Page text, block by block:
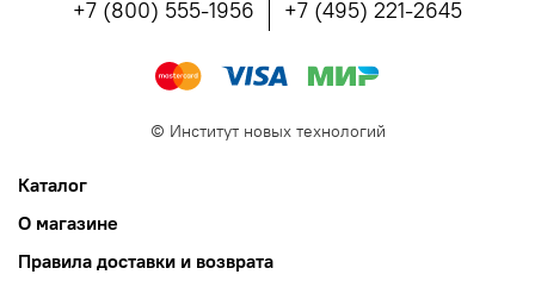
+7 (800) 555-1956 +7 (495) 221-2645
© Институт новых технологий
Каталог
О магазине
Правила доставки и возврата